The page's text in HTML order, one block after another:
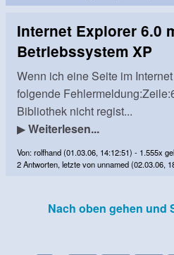
Internet Explorer 6.0
Betriebssystem XP
Wenn ich eine Seite im
folgende
Bibliothek nicht regist...
▶Weiterlesen...
Von: rolfhand (01.03.06, 14:12:51) - 1.555x
2 Antworten, letzte von unnamed (02.03.06,
Nach oben gehen und